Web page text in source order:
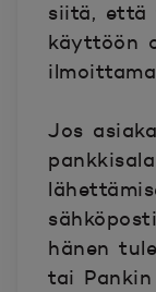
siitä, että
käyttöön
Jos
hänen
tai